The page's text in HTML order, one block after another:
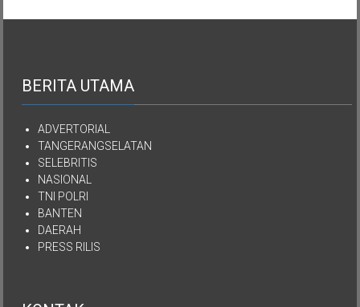
BERITA UTAMA
ADVERTORIAL
TANGERANGSELATAN
SELEBRITIS
NASIONAL
TNI POLRI
BANTEN
DAERAH
PRESS RILIS